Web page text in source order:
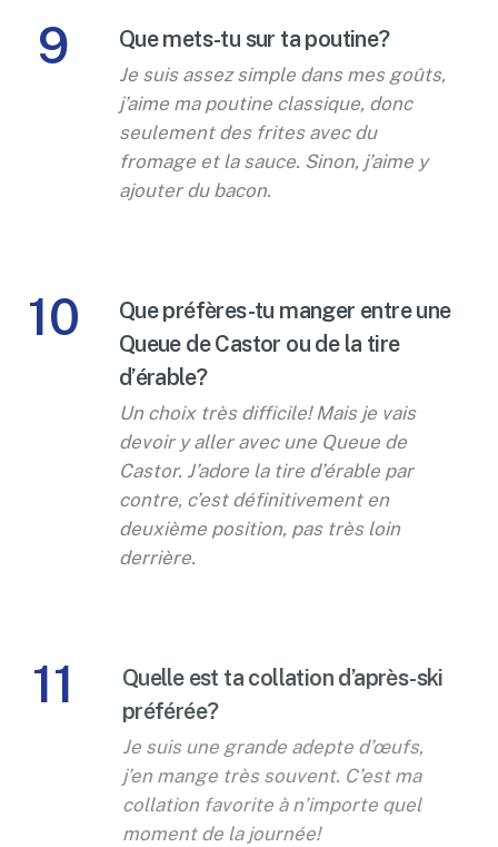
9 Que mets-tu sur ta poutine?
Je suis assez simple dans mes goûts,
j’aime ma poutine classique, donc
seulement des frites avec du
fromage et la sauce. Sinon, j’aime y
ajouter du bacon.
10
Que préfères-tu manger entre une
Queue de Castor ou de la tire
d’érable?
Un choix très difficile! Mais je vais
devoir y aller avec une Queue de
Castor. J’adore la tire d’érable par
contre, c’est définitivement en
deuxième position, pas très loin
derrière.
11
Quelle est ta collation d’après-ski
préférée?
Je suis une grande adepte d’œufs,
j’en mange très souvent. C’est ma
collation favorite à n’importe quel
moment de la journée!